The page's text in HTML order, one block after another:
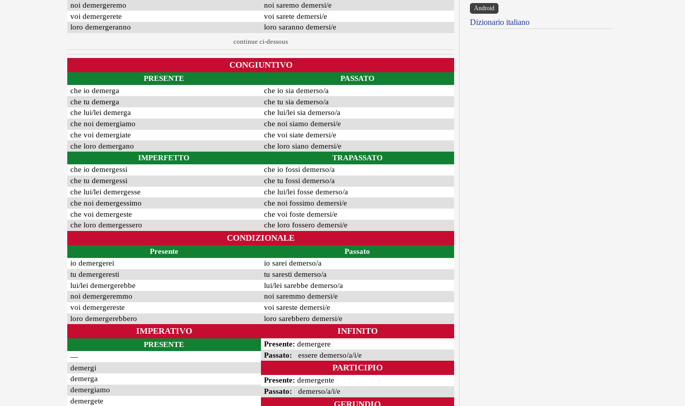
noi demergeremo
voi demergerete
loro demergeranno
noi saremo demersi/e
voi sarete demersi/e
loro saranno demersi/e
continue ci-dessous
CONGIUNTIVO
PRESENTE
che io demerga
che tu demerga
che lui/lei demerga
che noi demergiamo
che voi demergiate
che loro demergano
IMPERFETTO
che io demergessi
che tu demergessi
che lui/lei demergesse
che noi demergessimo
che voi demergeste
che loro demergessero
PASSATO
che io sia demerso/a
che tu sia demerso/a
che lui/lei sia demerso/a
che noi siamo demersi/e
che voi siate demersi/e
che loro siano demersi/e
TRAPASSATO
che io fossi demerso/a
che tu fossi demerso/a
che lui/lei fosse demerso/a
che noi fossimo demersi/e
che voi foste demersi/e
che loro fossero demersi/e
CONDIZIONALE
Presente
io demergerei
tu demergeresti
lui/lei demergerebbe
noi demergeremmo
voi demergereste
loro demergerebbero
Passato
io sarei demerso/a
tu saresti demerso/a
lui/lei sarebbe demerso/a
noi saremmo demersi/e
voi sareste demersi/e
loro sarebbero demersi/e
IMPERATIVO
PRESENTE
—
demergi
demerga
demergiamo
demergete
INFINITO
Presente: demergere
Passato: essere demerso/a/i/e
PARTICIPIO
Presente: demergente
Passato: demerso/a/i/e
GERUNDIO
Android
Dizionario italiano